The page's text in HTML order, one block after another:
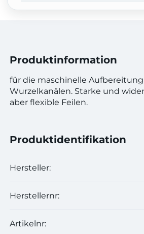
Produktinformation
für die maschinelle
Wurzelkanälen. Starke und
aber flexible Feilen.
Produktidentifikation
Hersteller:
Herstellernr:
Artikelnr: